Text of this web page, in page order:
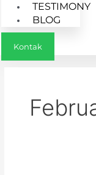
TESTIMONY
BLOG
Kontak